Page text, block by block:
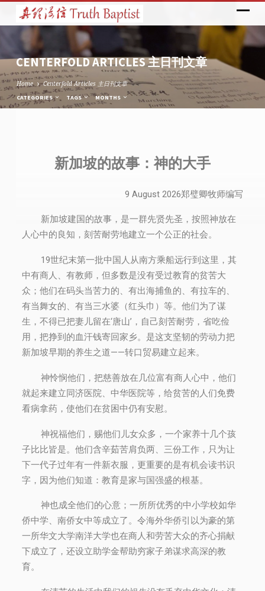
CENTERFOLD ARTICLES 主日刊文章
Home Centerfold Articles 主日刊文章
CATEGORIES TAGS MONTHS
ARTICLES
章
新加坡的故事：神的大手
9 August 2026郑璧卿牧师编写
新加坡建国的故事，是一群先贤先圣，按照神放在
人心中的良知，刻苦耐劳地建立一个公正的社会。
19世纪末第一批中国人从南方乘船远行到这里，其
中有商人、有教师，但多数是没有受过教育的贫苦大
众；他们在码头当苦力的、有出海捕鱼的、有拉车的、
有当舞女的、有当三水婆（红头巾）等。他们为了谋
生，不得已把妻儿留在‘唐山’，自己刻苦耐劳，省吃俭
用，把挣到的血汗钱寄回家乡。是这支坚韧的劳动力把
新加坡早期的养生之道——转口贸易建立起来。
神怜悯他们，把慈善放在几位富有商人心中，他们
就起来建立同济医院、中华医院等，给贫苦的人们免费
看病拿药，使他们在贫困中仍有安慰。
神祝福他们，赐他们儿女众多，一个家养十几个孩
子比比皆是。他们含辛茹苦肩负两、三份工作，只为让
下一代子过年有一件新衣服，更重要的是有机会读书识
字，因为他们知道：教育是家与国强盛的根基。
神也成全他们的心意；一所所优秀的中小学校如华
侨中学、南侨女中等成立了。令海外华侨引以为豪的第
一所华文大学南洋大学也在商人和劳苦大众的齐心捐献
下成立了，还设立助学金帮助穷家子弟谋求高深的教
育。